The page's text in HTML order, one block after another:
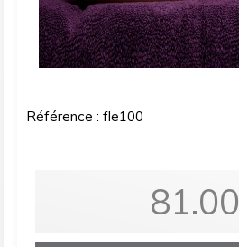
Référence : fle100
81.00